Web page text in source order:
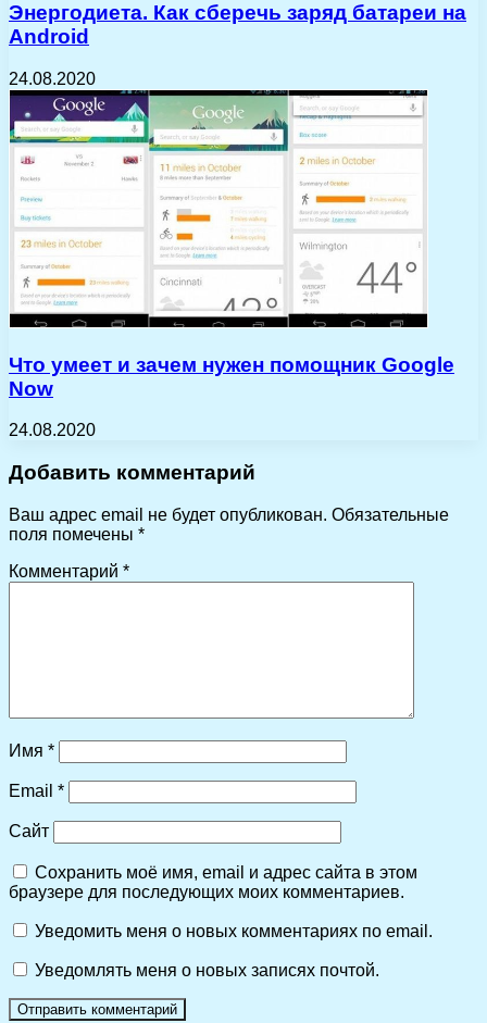
Энергодиета. Как сберечь заряд батареи на
Android
24.08.2020
Что умеет и зачем нужен помощник Google
Now
24.08.2020
Добавить комментарий
Ваш адрес email не будет опубликован. Обязательные
поля помечены *
Комментарий *
Имя *
Email *
Сайт
Сохранить моё имя, email и адрес сайта в этом
браузере для последующих моих комментариев.
Уведомить меня о новых комментариях по email.
Уведомлять меня о новых записях почтой.